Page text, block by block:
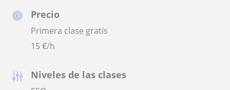
Precio
Primera clase gratis
15€/h
Niveles de las clases